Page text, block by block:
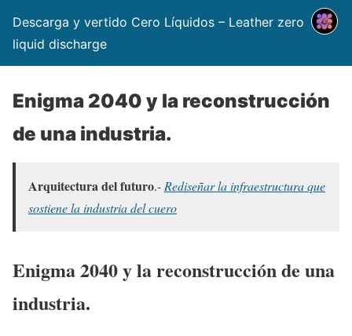
Descarga y vertido Cero Líquidos – Leather zero
liquid discharge
Enigma 2040 y la reconstrucción
de una industria.
Arquitectura del futuro.- Rediseñar la infraestructura que
sostiene la industria del cuero
Enigma 2040 y la reconstrucción de una
industria.